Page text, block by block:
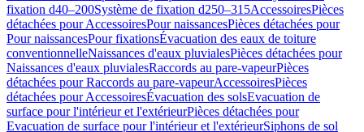
fixation d40–200Système de fixation d250–315AccessoiresPièces
détachées pour AccessoiresPour naissancesPièces détachées pour
Pour naissancesPour fixationsÉvacuation des eaux de toiture
conventionnelleNaissances d'eaux pluvialesPièces détachées pour
Naissances d'eaux pluvialesRaccords au pare-vapeurPièces
détachées pour Raccords au pare-vapeurAccessoiresPièces
détachées pour AccessoiresÉvacuation des solsEvacuation de
surface pour l'intérieur et l'extérieurPièces détachées pour
Evacuation de surface pour l'intérieur et l'extérieurSiphons de sol